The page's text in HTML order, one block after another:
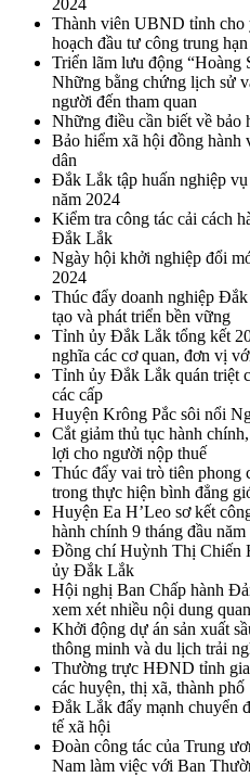
2024
Thành viên UBND tỉnh cho
hoạch đầu tư công trung
Triển lãm lưu động “Hoàng
Những bằng chứng lịch sử
người đến tham quan
Những điều cần biết về bảo
Bảo hiểm xã hội đồng hành
dân
Đắk Lắk tập huấn nghiệp
năm 2024
Kiểm tra công tác cải cách
Đắk Lắk
Ngày hội khởi nghiệp đổi
2024
Thúc đẩy doanh nghiệp
tạo và phát triển bền vững
Tỉnh ủy Đắk Lắk tổng kết
nghĩa các cơ quan, đơn vị
Tỉnh ủy Đắk Lắk quán triệt
các cấp
Huyện Krông Pắc sôi nổi
Cắt giảm thủ tục hành
lợi cho người nộp thuế
Thúc đẩy vai trò tiên phong
trong thực hiện bình đẳng
Huyện Ea H’Leo sơ kết
hành chính 9 tháng đầu năm
Đồng chí Huỳnh Thị Chiến
ủy Đắk Lắk
Hội nghị Ban Chấp hành
xem xét nhiều nội dung
Khởi động dự án sản xuất
thông minh và du lịch trải
Thường trực HĐND tỉnh
các huyện, thị xã, thành phố
Đắk Lắk đẩy mạnh chuyển
tế xã hội
Đoàn công tác của Trung
Nam làm việc với Ban